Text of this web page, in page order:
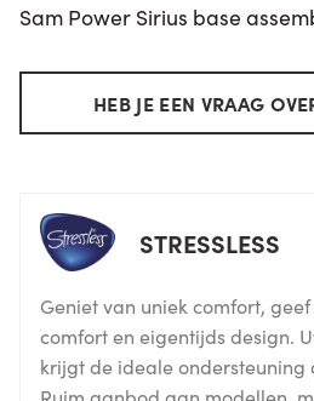
Sam Power Sirius base
HEB JE EEN VRAAG
STRESSLESS
Geniet van uniek comfort,
comfort en eigentijds design.
krijgt de ideale ondersteuning